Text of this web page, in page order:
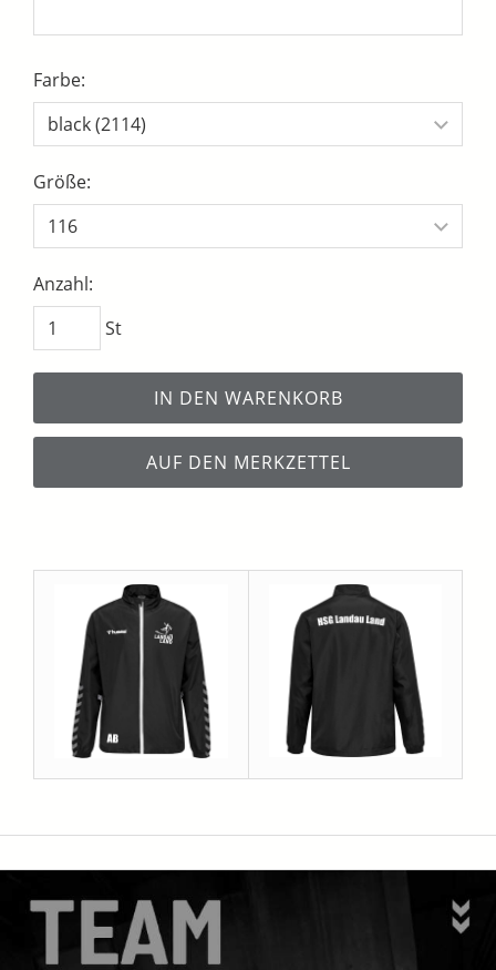
Farbe:
Größe:
Anzahl:
St
IN DEN WARENKORB
AUF DEN MERKZETTEL